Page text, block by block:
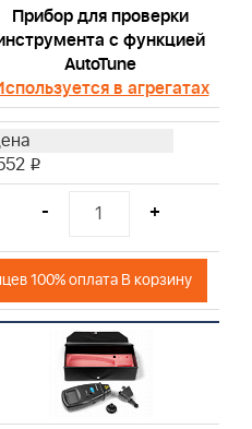
Husqvarna
Husqvarna
Husqvarna
Husqvarna
Husqvarna
Husqvarna
Husqvarna
Husqvarna
Husqvarna
Husqvarna
Husqvarna
Husqvarna
Husqvarna
Прибор для проверки
с функцией
AutoTune
в агрегатах
i
- +
100% оплата В корзину